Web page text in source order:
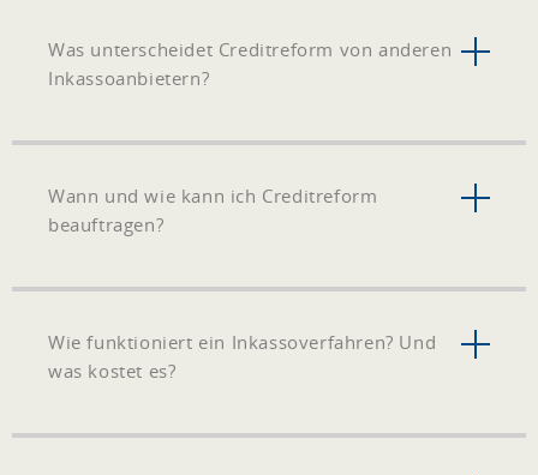
Was unterscheidet Creditreform von anderen
Inkassoanbietern?
Wann und wie kann ich Creditreform
beauftragen?
Wie funktioniert ein Inkassoverfahren? Und
was kostet es?